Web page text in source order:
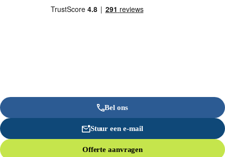
Bel ons
Stuur een e-mail
Offerte aanvragen